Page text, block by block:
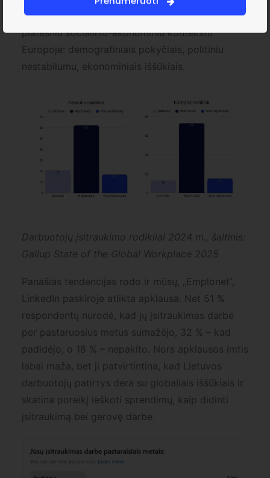
siejama ne tik su darbo sąlygomis, bet ir su
platesniu socialiniu-ekonominiu kontekstu
Europoje: demografiniais pokyčiais, politiniu
nestabilumu, ekonominiais iššūkiais.
Darbuotojų įsitraukimo rodikliai 2024 m., šaltinis:
Gallup State of the Global Workplace 2025
Panašias tendencijas rodo ir mūsų, „Emplonet“,
LinkedIn paskiroje atlikta apklausa. Net 51 %
respondentų nurodė, kad jų įsitraukimas darbe
per pastaruosius metus sumažėjo, 32 % – kad
padidėjo, o 18 % – nepakito. Nors apklausos imtis
labai maža, bet ji patvirtintina, kad Lietuvos
darbuotojų patirtys dera su globaliais iššūkiais ir
skatina poreikį ieškoti sprendimų, kaip didinti
įsitraukimą bei gerovę darbe.